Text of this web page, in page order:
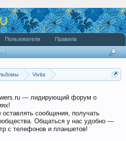
Vivita
— лидирующий форум о
оставлять сообщения, получать
Общаться у нас удобно —
с телефонов и планшетов!
Пользователи Правила